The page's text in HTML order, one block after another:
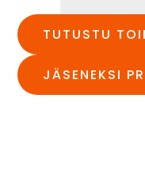
TUTUSTU
JÄSENEKSI